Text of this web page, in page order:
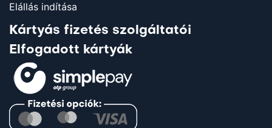
Elállás indítása
Kártyás fizetés szolgáltatói
Elfogadott kártyák